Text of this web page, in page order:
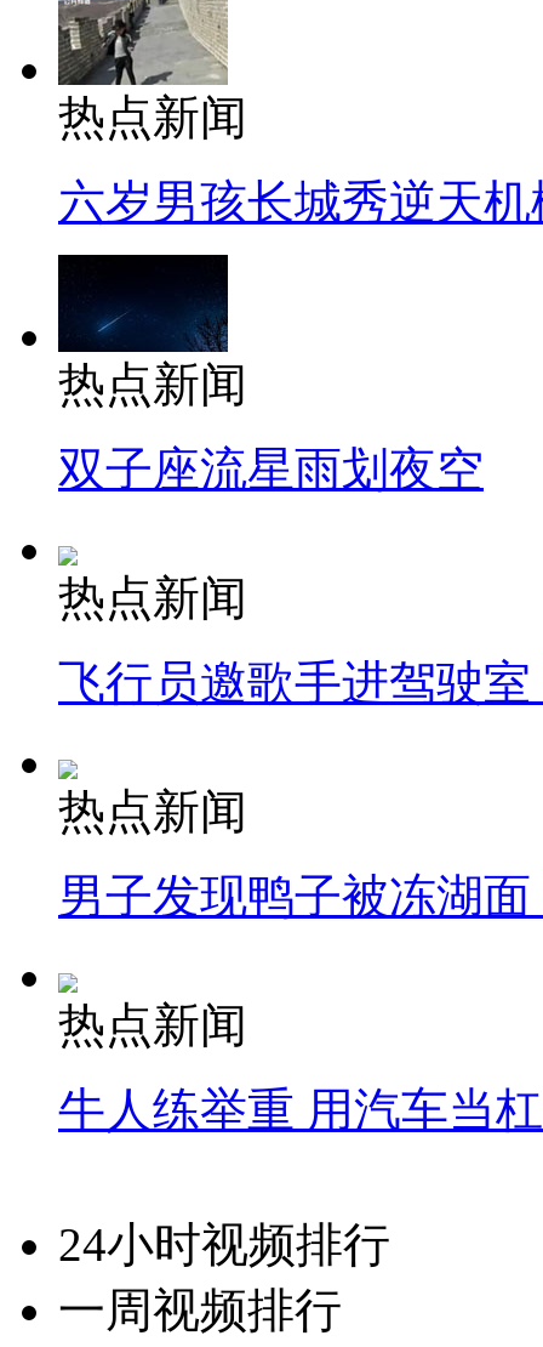
热点新闻
六岁男孩长城秀逆天机
热点新闻
双子座流星雨划夜空
热点新闻
飞行员邀歌手进驾驶
热点新闻
男子发现鸭子被冻湖
热点新闻
牛人练举重 用汽车当
24小时视频排行
一周视频排行